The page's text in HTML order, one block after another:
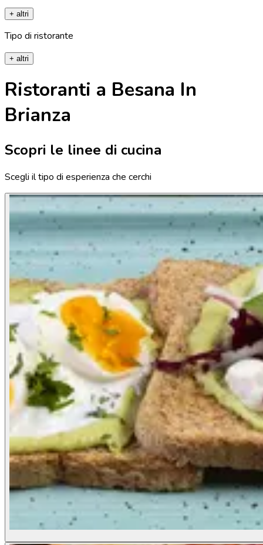
+ altri
Tipo di ristorante
+ altri
Ristoranti a Besana In
Brianza
Scopri le linee di cucina
Scegli il tipo di esperienza che cerchi